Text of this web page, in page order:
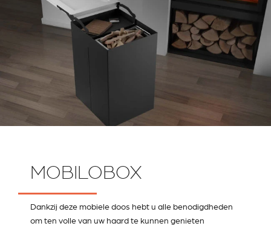
MOBILOBOX
Dankzij deze mobiele doos hebt u alle benodigdheden
om ten volle van uw haard te kunnen genieten